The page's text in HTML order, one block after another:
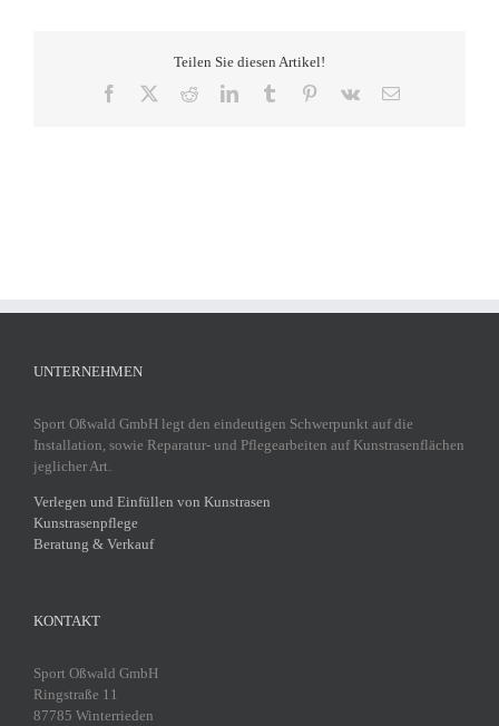
Teilen Sie diesen Artikel!
Facebook RedditLinkedInTumblr Pinterest
Vk
E-
UNTERNEHMEN
Sport Oßwald GmbH legt den eindeutigen Schwerpunkt auf die
Installation, sowie Reparatur- und Pflegearbeiten auf Kunstrasenflächen
jeglicher Art.
Verlegen und Einfüllen von Kunstrasen
Kunstrasenpflege
Beratung & Verkauf
KONTAKT
Sport Oßwald GmbH
Ringstraße 11
87785 Winterrieden